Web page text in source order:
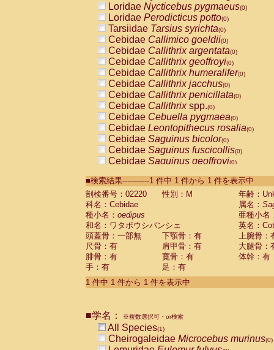
Loridae Nycticebus pygmaeus(0)
Loridae Perodicticus potto(0)
Tarsiidae Tarsius syrichta(0)
Cebidae Callimico goeldii(0)
Cebidae Callithrix argentata(0)
Cebidae Callithrix geoffroyi(0)
Cebidae Callithrix humeralifer(0)
Cebidae Callithrix jacchus(0)
Cebidae Callithrix penicillata(0)
Cebidae Callithrixspp.(0)
Cebidae Cebuella pygmaea(0)
Cebidae Leontopithecus rosalia(0)
Cebidae Saguinus bicolor(0)
Cebidae Saguinus fuscicollis(0)
Cebidae Saguinus geoffroyi(0)
CebidaeSaguinus labiatus(0)
Cebidae Saguinus leucopus (0)
Cebidae
Cebidae
CebidaeSaguinus nigricollis (0)
Cebidae Saguinus oedipus
Cebidae Saguinus weddelli
Cebidae Saguinusspp.
Cebidae Aotus trivirgatus
Cebidae Cebus albifrons
CebidaeCebus nigrivittatus
CebidaeCebus
CebidaeSaimiri boliviensis(0)
■検索結果-----------1 件中 1 件から 1 件を表示中
剖検番号：02220
性別：M
年齢：
科名：Cebidae
属名：
種小名： oedipus
亜種小名
和名：ワタボウシパンシェ
英名：
頭蓋骨：一部無
下顎骨：有
上腕骨：
尺骨：有
肩甲骨：有
大腿骨：
腓骨：有
寛骨：有
体幹：有
手：有
足：有
1 件中 1 件から 1 件を表示中
■学名： ※複数選択可・or検索
All Species(1)
Cheirogaleidae Microcebus murinus(0)